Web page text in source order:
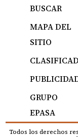
BUSCAR
MAPA DEL
SITIO
GRUPO
EPASA
Todos los derechos